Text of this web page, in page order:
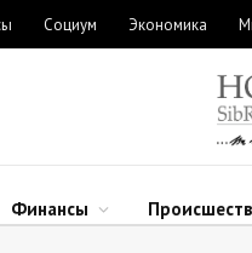
Социум Экономика
Финансы